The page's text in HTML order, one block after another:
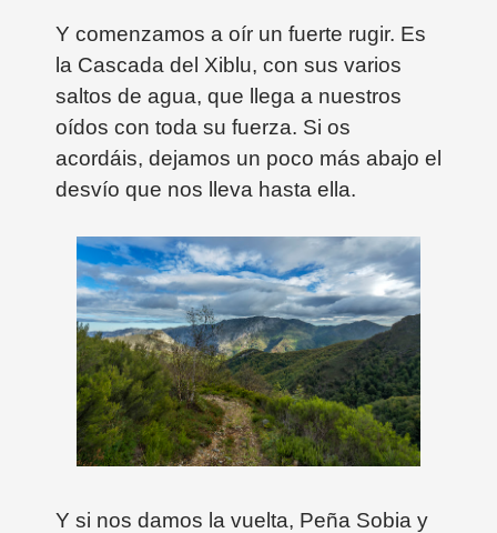
Y comenzamos a oír un fuerte rugir. Es
la Cascada del Xiblu, con sus varios
saltos de agua, que llega a nuestros
oídos con toda su fuerza. Si os
acordáis, dejamos un poco más abajo el
desvío que nos lleva hasta ella.
Y si nos damos la vuelta, Peña Sobia y